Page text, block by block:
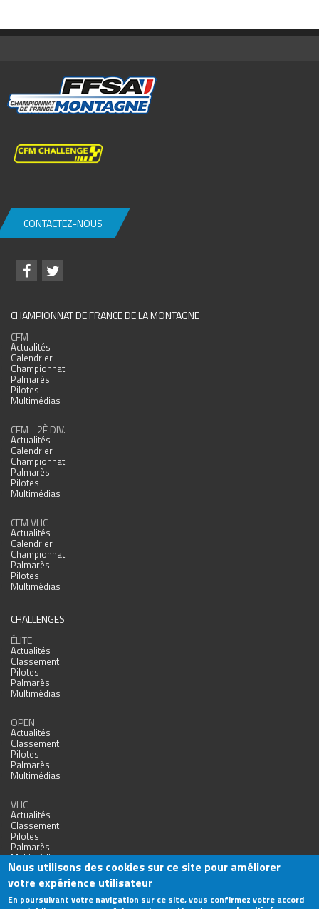
CONTACTEZ-NOUS
CHAMPIONNAT DE FRANCE DE LA MONTAGNE
CFM
Actualités
Calendrier
Championnat
Palmarès
Pilotes
Multimédias
CFM - 2È DIV.
Actualités
Calendrier
Championnat
Palmarès
Pilotes
Multimédias
CFM VHC
Actualités
Calendrier
Championnat
Palmarès
Pilotes
Multimédias
CHALLENGES
ÉLITE
Actualités
Classement
Pilotes
Palmarès
Multimédias
OPEN
Actualités
Classement
Pilotes
Palmarès
Multimédias
VHC
Actualités
Classement
Pilotes
Palmarès
Multimédias
Nous utilisons des cookies sur ce site pour améliorer
votre expérience utilisateur
En poursuivant votre navigation sur ce site, vous confirmez votre accord